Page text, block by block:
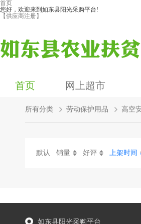
首页
您好，欢迎来到如东县阳光采购平台!
【供应商注册】
首页 网上超市
所有分类 劳动保护用品 高空
默认 销量 好评 上架时间
如东县阳光采购平台